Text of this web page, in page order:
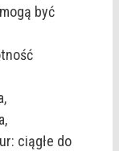
być
ciągłe do